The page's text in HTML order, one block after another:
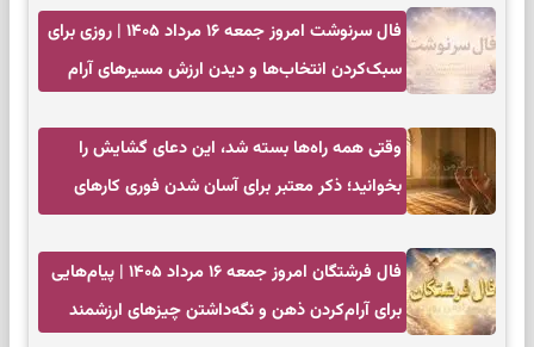
فال سرنوشت امروز جمعه ۱۶ مرداد ۱۴۰۵ | روزی برای
سبک‌کردن انتخاب‌ها و دیدن ارزش مسیرهای آرام
وقتی همه راه‌ها بسته شد، این دعای گشایش را
بخوانید؛ ذکر معتبر برای آسان شدن فوری کارهای
فال فرشتگان امروز جمعه ۱۶ مرداد ۱۴۰۵ | پیام‌هایی
برای آرام‌کردن ذهن و نگه‌داشتن چیزهای ارزشمند